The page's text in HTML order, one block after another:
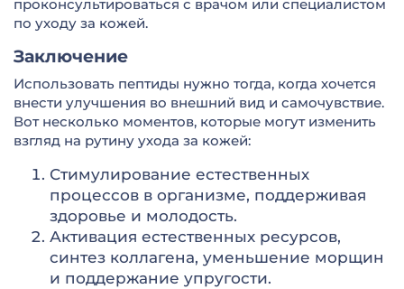
проконсультироваться с врачом или специалистом
по уходу за кожей.
Заключение
Использовать пептиды нужно тогда, когда хочется
внести улучшения во внешний вид и самочувствие.
Вот несколько моментов, которые могут изменить
взгляд на рутину ухода за кожей:
Стимулирование естественных
процессов в организме, поддерживая
здоровье и молодость.
Активация естественных ресурсов,
синтез коллагена, уменьшение морщин
и поддержание упругости.